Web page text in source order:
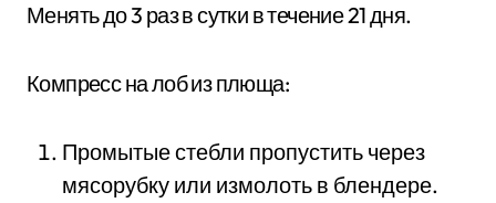
Менять до 3 раз в сутки в течение 21 дня.
Компресс на лоб из плюща:
Промытые стебли пропустить через
мясорубку или измолоть в блендере.